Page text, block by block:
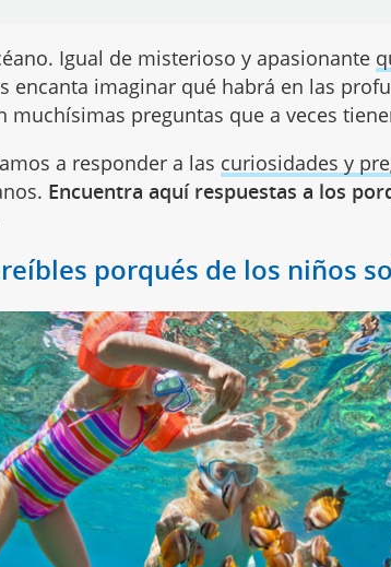
Igual de misterioso y apasionante
encanta imaginar qué habrá en las
muchísimas preguntas que a veces
a responder a las curiosidades y
Encuentra aquí respuestas a los
porqués de los niños